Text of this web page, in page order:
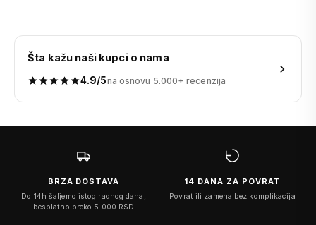
Šta kažu naši kupci o nama
4.9/5na osnovu 5.000+ recenzija
BRZA DOSTAVA
Do 14h šaljemo istog radnog dana,
besplatno preko 5.000 RSD
14 DANA ZA POVRAT
Povrat ili zamena bez komplikacija